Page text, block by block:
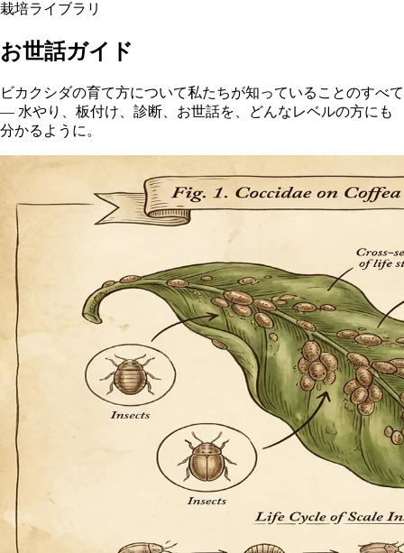
栽培ライブラリ
お世話ガイド
ビカクシダの育て方について私たちが知っていることのすべて
— 水やり、板付け、診断、お世話を、どんなレベルの方にも
分かるように。